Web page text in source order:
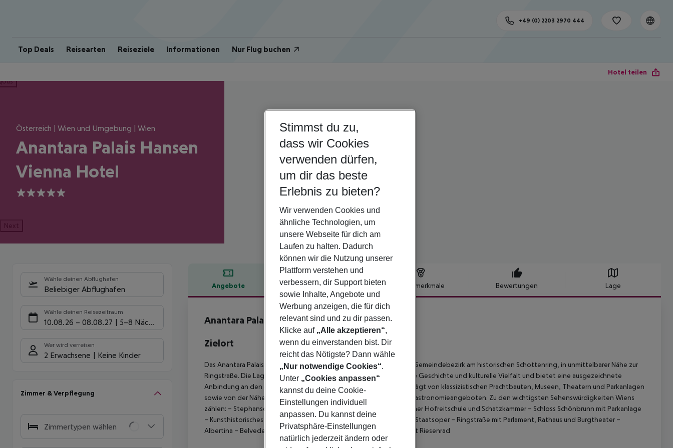
Top Deals Reisearten Reiseziele Informationen Nur Flug buchen
+49 (0) 2203 2970 444
Hotel teilen
Österreich | Wien und Umgebung | Wien
Anantara Palais Hansen
Vienna Hotel
5
Next
Wähle deinen Abflughafen
Beliebiger Abflughafen
Wähle deinen Reisezeitraum
10.08.26 – 08.08.27 5-8 Nächte
Wer wird verreisen
2 Erwachsene Keine Kinder
Zimmer & Verpflegung
Zimmertypen wählen
Angebote Hotelbeschreibung Hotelmerkmale Bewertungen Lage
Hotelbeschreibung
Anantara Palais Hansen Vienna Hotel
5
Zielort
Das Anantara Palais Hansen Vienna Hotel befindet sich im 1. Wiener Gemeindebezirk am historischen Schottenring, in unmittelbarer Nähe zur
Ringstraße. Die Lage verbindet repräsentative Architektur, politische Geschichte und kulturelle Vielfalt und bietet eine ausgezeichnete
Anbindung an den öffentlichen Nahverkehr. Die Umgebung ist geprägt von klassizistischen Prachtbauten, Museen, Theatern und Parkanlagen
sowie von der Nähe zur Wiener Innenstadt mit ihren Einkaufs- und Gastronomieangeboten. Zu den wichtigsten Sehenswürdigkeiten Wiens
zählen: – Stephansdom – Hofburg mit Kaiserappartements, Spanischer Hofreitschule und Schatzkammer – Schloss Schönbrunn mit Parkanlage
– Kunsthistorisches Museum und Naturhistorisches Museum
– Wiener Staatsoper – Ringstraße mit Parlament, Rathaus und Burgtheater –
Albertina – Belvedere mit Schlosspark– MuseumsQuartier – Prater mit Riesenrad
Stimmst du zu,
dass wir Cookies
verwenden dürfen,
um dir das beste
Erlebnis zu bieten?
Wir verwenden Cookies und
ähnliche Technologien, um
unsere Webseite für dich am
Laufen zu halten. Dadurch
können wir die Nutzung unserer
Plattform verstehen und
verbessern, dir Support bieten
sowie Inhalte, Angebote und
Werbung anzeigen, die für dich
relevant sind und zu dir passen.
Klicke auf „Alle akzeptieren“,
wenn du einverstanden bist. Dir
reicht das Nötigste? Dann wähle
„Nur notwendige Cookies“.
Unter „Cookies anpassen“
kannst du deine Cookie-
Einstellungen individuell
anpassen. Du kannst deine
Privatsphäre-Einstellungen
natürlich jederzeit ändern oder